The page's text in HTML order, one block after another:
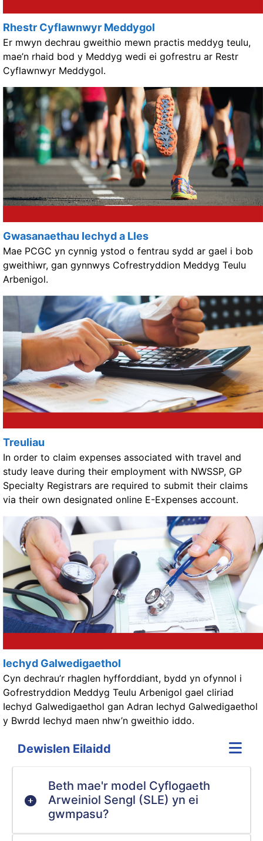
Rhestr Cyflawnwyr Meddygol
Er mwyn dechrau gweithio mewn practis meddyg teulu,
mae’n rhaid bod y Meddyg wedi ei gofrestru ar Restr
Cyflawnwyr Meddygol.
Gwasanaethau Iechyd a Lles
Mae PCGC yn cynnig ystod o fentrau sydd ar gael i bob
gweithiwr, gan gynnwys Cofrestryddion Meddyg Teulu
Arbenigol.
Treuliau
In order to claim expenses associated with travel and
study leave during their employment with NWSSP, GP
Specialty Registrars are required to submit their claims
via their own designated online E-Expenses account.
Iechyd Galwedigaethol
Cyn dechrau’r rhaglen hyfforddiant, bydd yn ofynnol i
Gofrestryddion Meddyg Teulu Arbenigol gael cliriad
Iechyd Galwedigaethol gan Adran Iechyd Galwedigaethol
y Bwrdd Iechyd maen nhw’n gweithio iddo.
Dewislen Eilaidd
Beth mae'r model Cyflogaeth
Arweiniol Sengl (SLE) yn ei
gwmpasu?